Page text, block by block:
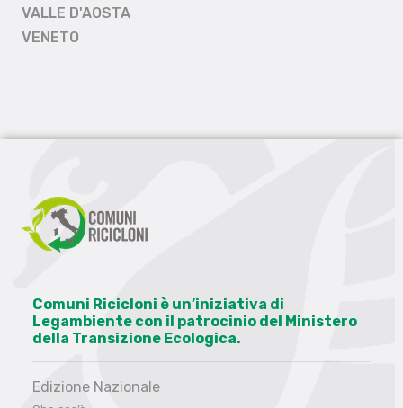
VALLE D'AOSTA
VENETO
Comuni Ricicloni è un’iniziativa di
Legambiente con il patrocinio del Ministero
della Transizione Ecologica.
Edizione Nazionale